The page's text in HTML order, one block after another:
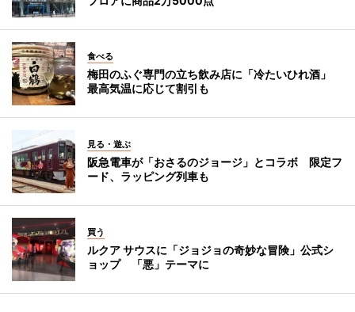
食べる
梅田のふぐ専門の立ち飲み店に「冷たいひれ酒」
最高気温に応じて割引も
見る・遊ぶ
阪急電車が「おさるのジョージ」とコラボ 限定フ
ード、ラッピング列車も
買う
ルクア サウスに「ジョジョの奇妙な冒険」公式シ
ョップ 「悪」テーマに